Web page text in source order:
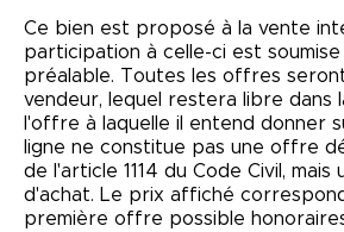
Ce bien est proposé à la vente
participation à celle-ci est
préalable. Toutes les offres
vendeur, lequel restera libre dans
l'offre à laquelle il entend donner
ligne ne constitue pas une offre
de l'article 1114 du Code Civil, mais
d'achat. Le prix affiché
première offre possible